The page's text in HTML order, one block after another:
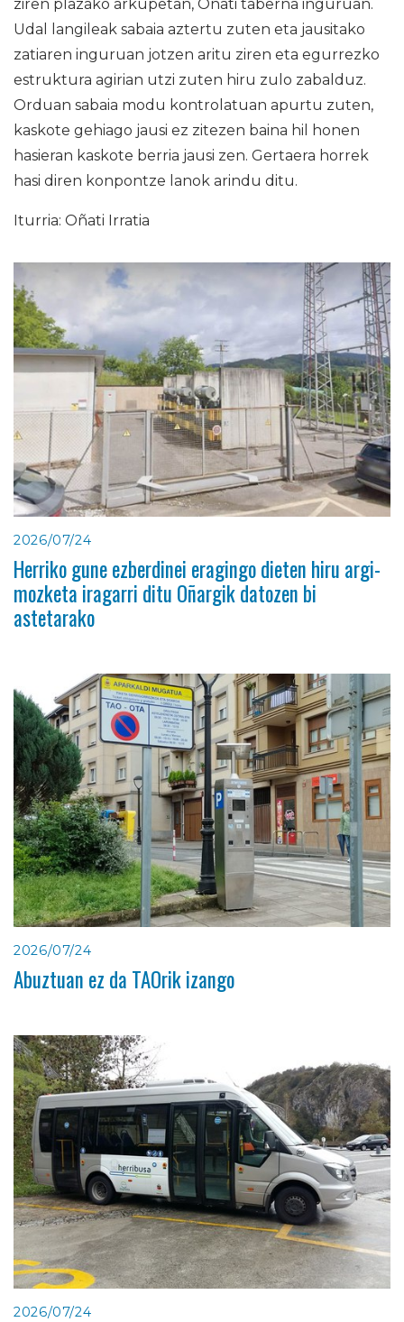
ziren plazako arkupetan, Oñati taberna inguruan.
Udal langileak sabaia aztertu zuten eta jausitako
zatiaren inguruan jotzen aritu ziren eta egurrezko
estruktura agirian utzi zuten hiru zulo zabalduz.
Orduan sabaia modu kontrolatuan apurtu zuten,
kaskote gehiago jausi ez zitezen baina hil honen
hasieran kaskote berria jausi zen. Gertaera horrek
hasi diren konpontze lanok arindu ditu.
Iturria: Oñati Irratia
2026/07/24
Herriko gune ezberdinei eragingo dieten hiru argi-
mozketa iragarri ditu Oñargik datozen bi
astetarako
2026/07/24
Abuztuan ez da TAOrik izango
2026/07/24